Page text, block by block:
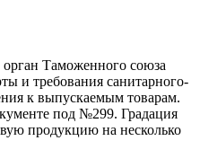
Таможенного союза
и требования санитарного-
к выпускаемым товарам.
под №299. Градация
продукцию на несколько